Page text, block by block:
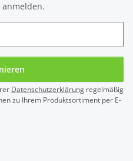
anmelden.
Datenschutzerklärung regelmäßig
zu Ihrem Produktsortiment per E-